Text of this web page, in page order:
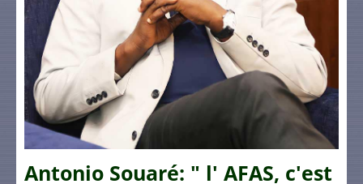
Antonio Souaré: " l' AFAS, c'est